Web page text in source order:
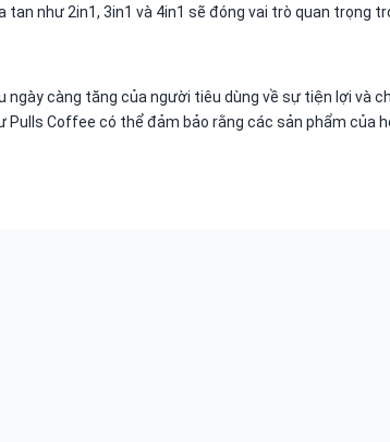
như 2in1, 3in1 và 4in1 sẽ đóng vai trò quan trọng
ngày càng tăng của người tiêu dùng về sự tiện lợi và
Coffee có thể đảm bảo rằng các sản phẩm của